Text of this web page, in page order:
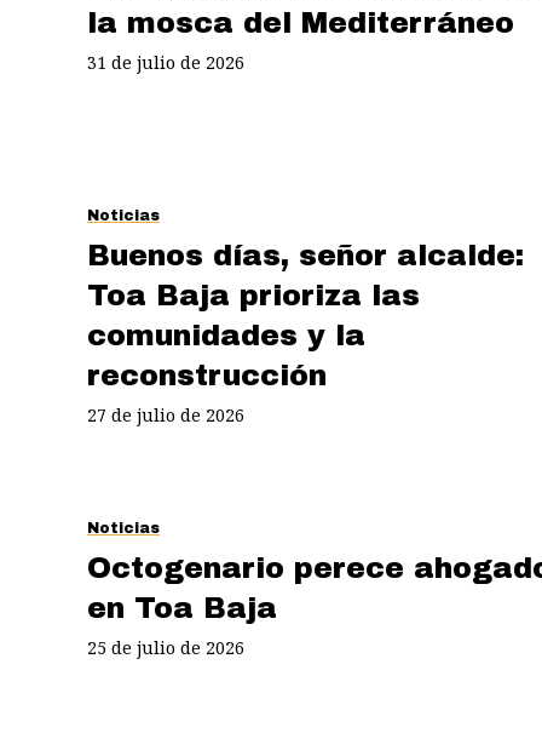
la mosca del Mediterráneo
31 de julio de 2026
Noticias
Buenos días, señor alcalde:
Toa Baja prioriza las
comunidades y la
reconstrucción
27 de julio de 2026
Noticias
Octogenario perece
en Toa Baja
25 de julio de 2026